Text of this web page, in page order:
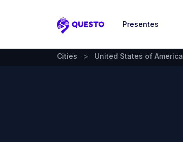
Questo
Presentes
Cities > United States of America